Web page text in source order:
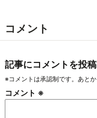
コメント
記事にコメントを投
※コメントは承認制です。あとか
コメント ※